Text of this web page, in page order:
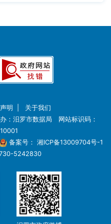
明
关于我们
：汨罗市数据局 网站标识码：
备案号： 湘ICP备13009704号-1
5242830